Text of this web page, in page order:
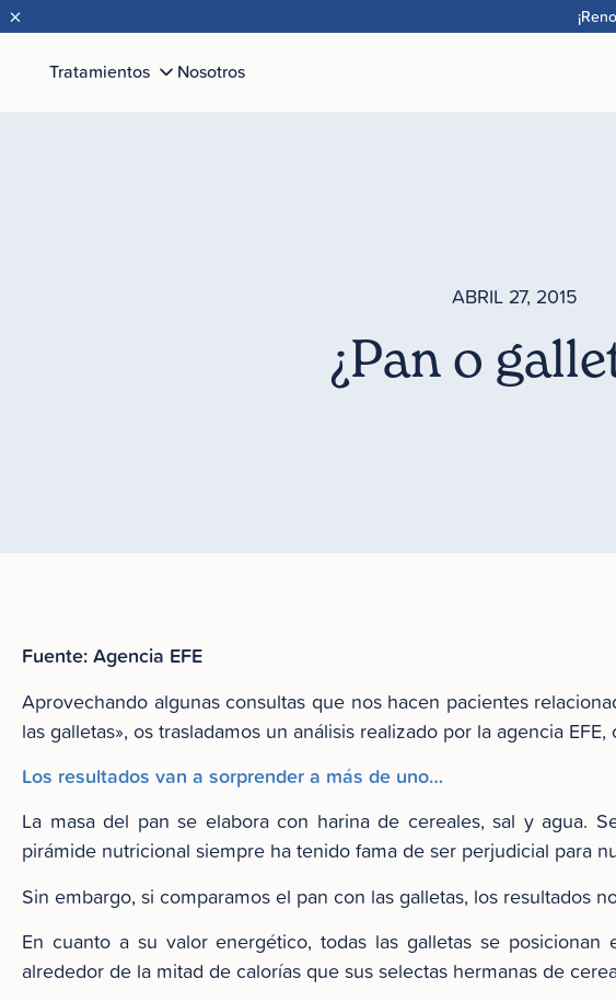
×
Tratamientos Nosotros
ABRIL 27, 2015
¿Pan o
Fuente: Agencia EFE
Aprovechando algunas consultas que nos hacen pacientes
las galletas», os trasladamos un análisis realizado por la agencia
Los resultados van a sorprender a más de uno…
La masa del pan se elabora con harina de cereales, sal y agua.
pirámide nutricional siempre ha tenido fama de ser perjudicial para
Sin embargo, si comparamos el pan con las galletas, los resultados
En cuanto a su valor energético, todas las galletas se
alrededor de la mitad de calorías que sus selectas hermanas de